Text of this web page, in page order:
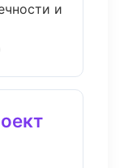
и